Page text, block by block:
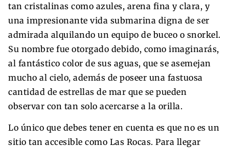
tan cristalinas como azules, arena fina y clara, y
una impresionante vida submarina digna de ser
admirada alquilando un equipo de buceo o snorkel.
Su nombre fue otorgado debido, como imaginarás,
al fantástico color de sus aguas, que se asemejan
mucho al cielo, además de poseer una fastuosa
cantidad de estrellas de mar que se pueden
observar con tan solo acercarse a la orilla.
Lo único que debes tener en cuenta es que no es un
sitio tan accesible como Las Rocas. Para llegar